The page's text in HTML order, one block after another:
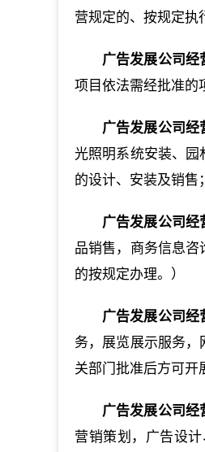
营规定的、按规定执
广告发展公司经
项目依法需经批准的
广告发展公司经
光照明系统安装、
的设计、安装及销售
广告发展公司经
品销售，商务信息
的按规定办理。）
广告发展公司经
务，展览展示服务
关部门批准后方可开
广告发展公司经
营销策划，广告设